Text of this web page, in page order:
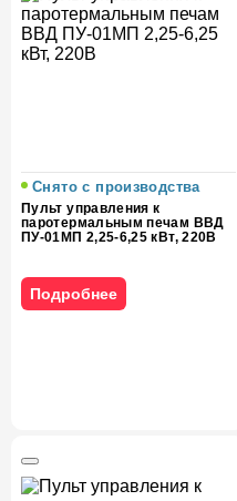
Снято с производства
Пульт управления к
паротермальным печам ВВД
ПУ-01МП 2,25-6,25 кВт, 220В
Подробнее